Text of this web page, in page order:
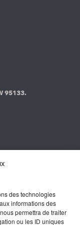
des technologies
informations des
permettra de traiter
ou les ID uniques
95133.